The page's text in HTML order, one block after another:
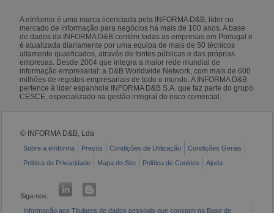
A eInforma é uma marca licenciada pela INFORMA D&B, líder no
mercado de informação para negócios há mais de 100 anos. A base
de dados da INFORMA D&B contém todas as empresas em Portugal e
é atualizada diariamente por uma equipa de mais de 50 técnicos
altamente qualificados, através de fontes públicas e das próprias
empresas. Desde 2004 que integra a maior rede mundial de
informação empresarial: a D&B Worldwide Network, com mais de 600
milhões de registos empresariais de todo o mundo. A INFORMA D&B
pertence à líder espanhola INFORMA D&B S.A. que faz parte do grupo
CESCE, especializado na gestão integral do risco comercial.
© INFORMA D&B, Lda
Sobre a eInforma Preços Condições de Utilização
Condições Gerais
Política de Privacidade
Mapa do Site Política de Cookies Ajuda
Siga-nos:
Informação aos Titulares de dados pessoais que constam na Base de